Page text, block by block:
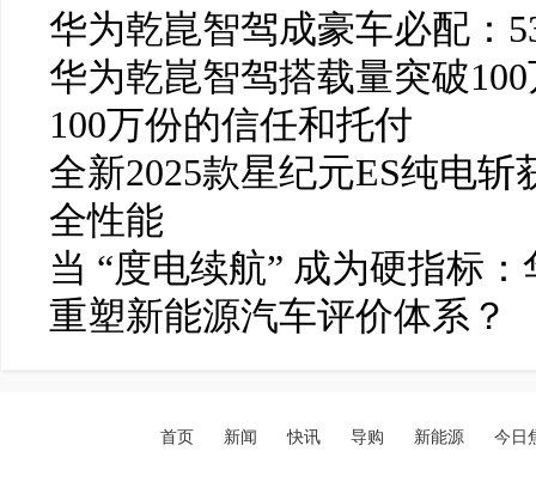
华为乾崑智驾成豪车必配：
华为乾崑智驾搭载量突破
100万份的信任和托付
全新2025款星纪元ES纯电
全性能
当 “度电续航” 成为硬指标
重塑新能源汽车评价体系？
首页 新闻 快讯 导购 新能源 今日